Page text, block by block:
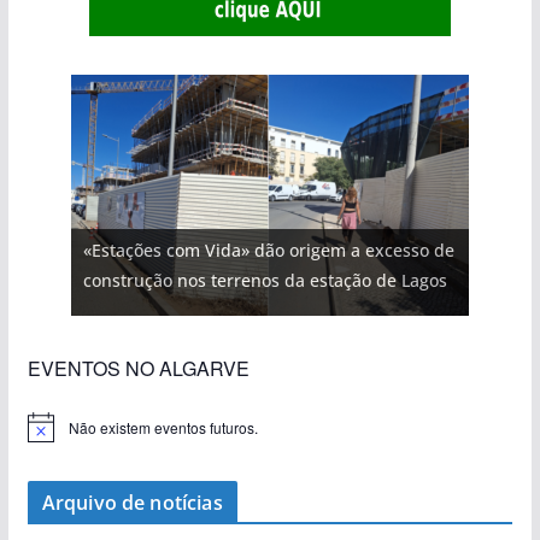
«Estações com Vida» dão origem a excesso de
construção nos terrenos da estação de Lagos
EVENTOS NO ALGARVE
Não existem eventos futuros.
Arquivo de notícias